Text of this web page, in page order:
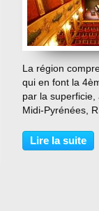
La région
qui en font la
par la
Midi-Pyrénées,
dessine autour
traverse d’est
Lire la suite